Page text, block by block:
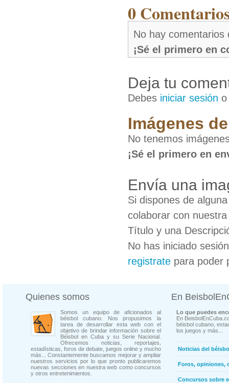
0
No hay comentarios
¡Sé el primero en
Deja tu
Debes iniciar sesión
Imágenes
No tenemos
¡Sé el primero en
Envía una
Si dispones de
colaborar con
Título y una
No has iniciado
registrate para poder
Quienes somos
Somos un equipo de aficionados al
béisbol cubano. Nos propusimos la
tarea de desarrollar esta web con el
objetivo de brindar información sobre el
Béisbol en Cuba y su Serie Nacional.
Ofrecemos noticias, reportajes,
estadísticas, foros de debate, juegos online y mucho
más... Constantemente buscamos mejorar y ampliar
nuestros servicios por lo que pronto publicaremos
nuevas secciones en nuestra web como concursos
y otros entretenimientos.
En
Lo que puedes
En
béisbol cubano,
los juegos y más...
Noticias del
Foros, opiniones,
Concursos sobre